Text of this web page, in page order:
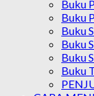
Buku
Buku
Buku
Buku
Buku
Buku